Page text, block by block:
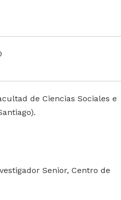
de Ciencias Sociales e
Senior, Centro de